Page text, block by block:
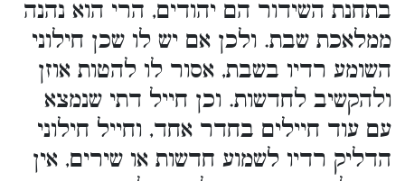
בתחנת השידור הם יהודים, הרי הוא נהנה
ממלאכת שבת. ולכן אם יש לו שכן חילוני
השומע רדיו בשבת, אסור לו להטות אוזן
ולהקשיב לחדשות. וכן חייל דתי שנמצא
עם עוד חיילים בחדר אחד, וחייל חילוני
הדליק רדיו לשמוע חדשות או שירים, אין